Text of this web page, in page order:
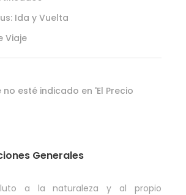
Ida y Vuelta
Viaje
no esté indicado en 'El Precio
Generales
a la naturaleza y al propio